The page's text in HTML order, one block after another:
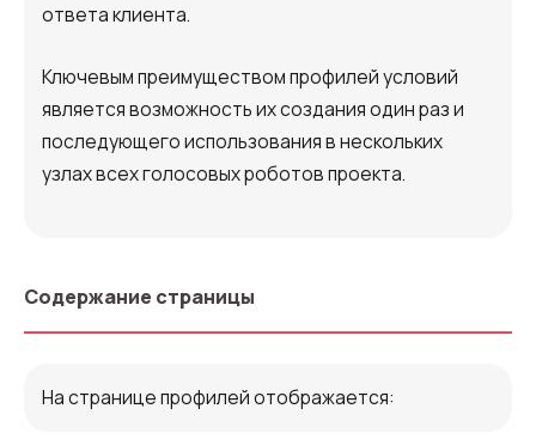
Интерактивное голосовое меню — IVR
Конструктор телефонных событий
Дополнительные услуги
SIP TRUNK
ответа клиента.
Ключевым преимуществом профилей условий
является возможность их создания один раз и
последующего использования в нескольких
узлах всех голосовых роботов проекта.
Содержание страницы
На странице профилей отображается: